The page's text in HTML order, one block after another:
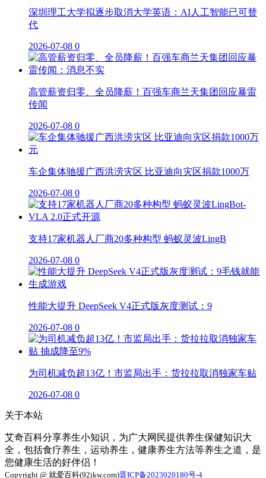
深圳理工大学拟逐步取消大学英语：AI人工智能已可替
代
2026-07-08 0
高管薪资归零、全员降薪！百强车商兰天集团回应暴雷
传闻
2026-07-08 0
车企集体驰援广西洪涝灾区 比亚迪向灾区捐款1000万
2026-07-08 0
支持17家机器人厂商20多种构型 蚂蚁灵波LingB
2026-07-08 0
性能大提升 DeepSeek V4正式版灰度测试：9
2026-07-08 0
为司机减负超13亿！市监局出手：货拉拉取消独家车贴
2026-07-08 0
关于本站
艾奇百科分享养生小知识，为广大网民提供养生保健知识大
全，包括食疗养生，运动养生，健康养生方法等养生之道，是
您健康生活的好伴侣！
Copyright @ 就爱百科(92jkw.com)晋ICP备2023020180号-4